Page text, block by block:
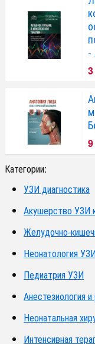
-
Категории:
УЗИ диагностика
Акушерство УЗИ
Желудочно-
Неонатология
Педиатрия УЗИ
Анестезиология
Неонатальная
Интенсивная